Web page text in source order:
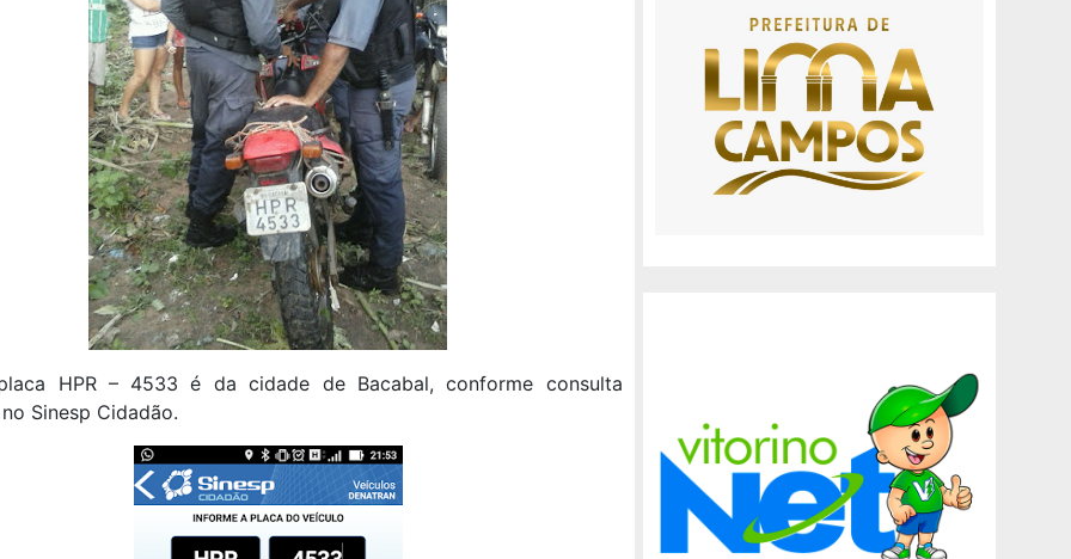
HPR – 4533 é da cidade de Bacabal, conforme consulta
Sinesp Cidadão.